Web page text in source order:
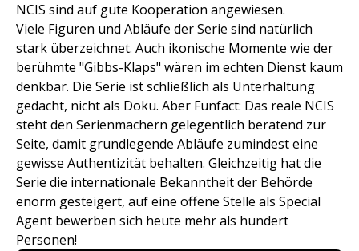
NCIS sind auf gute Kooperation angewiesen.
Viele Figuren und Abläufe der Serie sind natürlich
stark überzeichnet. Auch ikonische Momente wie der
berühmte "Gibbs-Klaps" wären im echten Dienst kaum
denkbar. Die Serie ist schließlich als Unterhaltung
gedacht, nicht als Doku. Aber Funfact: Das reale NCIS
steht den Serienmachern gelegentlich beratend zur
Seite, damit grundlegende Abläufe zumindest eine
gewisse Authentizität behalten. Gleichzeitig hat die
Serie die internationale Bekanntheit der Behörde
enorm gesteigert, auf eine offene Stelle als Special
Agent bewerben sich heute mehr als hundert
Personen!